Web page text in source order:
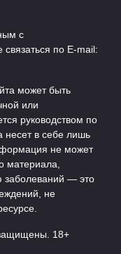
с
по E-mail:
может быть
или
руководством по
несет в себе лишь
не может
материала,
заболеваний — это
не
18+